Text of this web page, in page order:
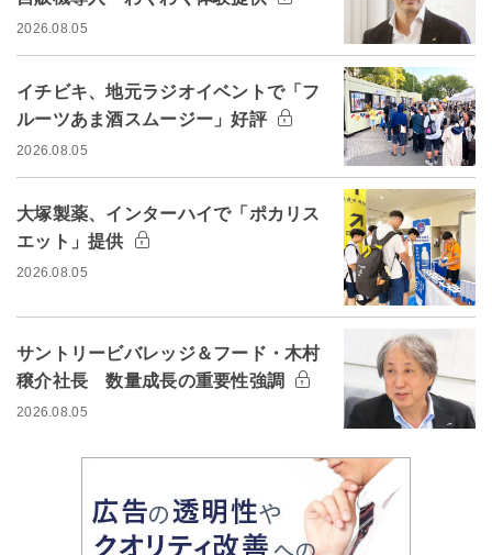
2026.08.05
イチビキ、地元ラジオイベントで「フ
ルーツあま酒スムージー」好評
2026.08.05
大塚製薬、インターハイで「ポカリス
エット」提供
2026.08.05
サントリービバレッジ＆フード・木村
穣介社長 数量成長の重要性強調
2026.08.05